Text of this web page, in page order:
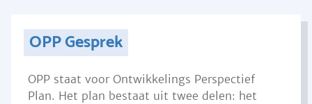
OPP Gesprek
OPP staat voor Ontwikkelings Perspectief
Plan. Het plan bestaat uit twee delen: het